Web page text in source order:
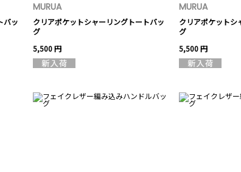
バッ
MURUA
クリアポケットシャーリングトートバッ
グ
5,500 円
MURUA
クリアポケットシ
グ
5,500 円